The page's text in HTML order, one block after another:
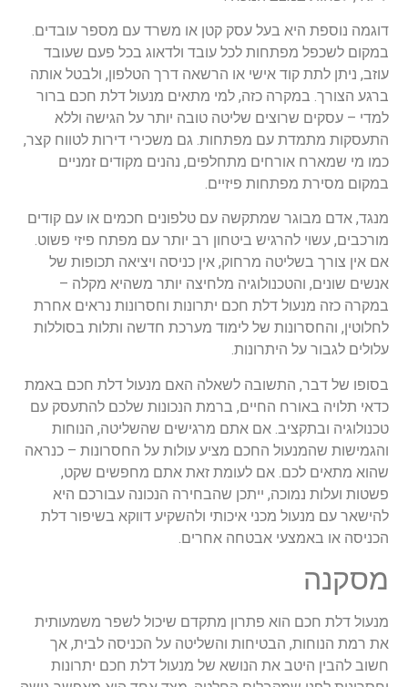
דוגמה נוספת היא בעל עסק קטן או משרד עם מספר עובדים.
במקום לשכפל מפתחות לכל עובד ולדאוג בכל פעם שעובד
עוזב, ניתן לתת קוד אישי או הרשאה דרך הטלפון, ולבטל אותה
ברגע הצורך. במקרה כזה, למי מתאים מנעול דלת חכם ברור
למדי – עסקים שרוצים שליטה טובה יותר על הגישה וללא
התעסקות מתמדת עם מפתחות. גם משכירי דירות לטווח קצר,
כמו מי שמארח אורחים מתחלפים, נהנים מקודים זמניים
במקום מסירת מפתחות פיזיים.
מנגד, אדם מבוגר שמתקשה עם טלפונים חכמים או עם קודים
מורכבים, עשוי להרגיש ביטחון רב יותר עם מפתח פיזי פשוט.
אם אין צורך בשליטה מרחוק, אין כניסה ויציאה תכופות של
אנשים שונים, והטכנולוגיה מלחיצה יותר משהיא מקלה –
במקרה כזה מנעול דלת חכם יתרונות וחסרונות נראים אחרת
לחלוטין, והחסרונות של לימוד מערכת חדשה ותלות בסוללות
עלולים לגבור על היתרונות.
בסופו של דבר, התשובה לשאלה האם מנעול דלת חכם באמת
כדאי תלויה באורח החיים, ברמת הנכונות שלכם להתעסק עם
טכנולוגיה ובתקציב. אם אתם מרגישים שהשליטה, הנוחות
והגמישות שהמנעול החכם מציע עולות על החסרונות – כנראה
שהוא מתאים לכם. אם לעומת זאת אתם מחפשים שקט,
פשטות ועלות נמוכה, ייתכן שהבחירה הנכונה עבורכם היא
להישאר עם מנעול מכני איכותי ולהשקיע דווקא בשיפור דלת
הכניסה או באמצעי אבטחה אחרים.
מסקנה
מנעול דלת חכם הוא פתרון מתקדם שיכול לשפר משמעותית
את רמת הנוחות, הבטיחות והשליטה על הכניסה לבית, אך
חשוב להבין היטב את הנושא של מנעול דלת חכם יתרונות